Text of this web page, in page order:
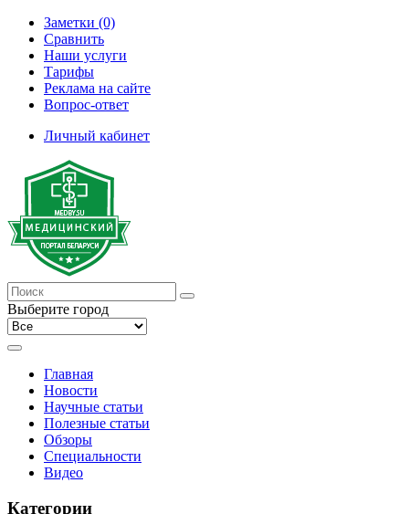
Заметки (0)
Сравнить
Наши услуги
Тарифы
Реклама на сайте
Вопрос-ответ
Личный кабинет
Выберите город
Главная
Новости
Научные статьи
Полезные статьи
Обзоры
Специальности
Видео
Категории